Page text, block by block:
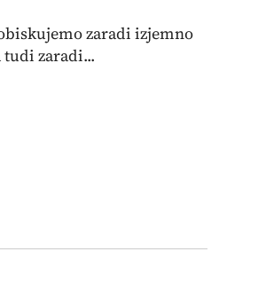
zaradi izjemno
zaradi...